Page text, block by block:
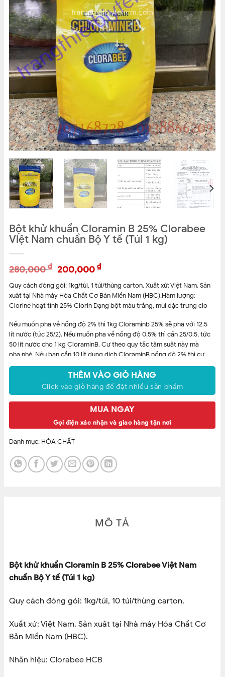
Bột khử khuẩn Cloramin B 25% Clorabee
Việt Nam chuẩn Bộ Y tế (Túi 1 kg)
280,000₫ 200,000₫
Quy cách đóng gói: 1kg/túi, 1 túi/thùng carton. Xuất xứ: Việt Nam. Sản
xuât tại Nhà máy Hóa Chất Cơ Bản Miền Nam (HBC).Hàm lượng:
Clorine hoạt tính 25% Clorin Dạng bột màu trắng, mùi đặc trưng clo
Nếu muốn pha vềnồng độ 2%thì 1kg Cloraminb 25% sẽ pha với 12.5
lít nước(tức 25/2). Nếu muốn pha về nồng độ0.5% thì cần 25/0.5, tức
50 lit nước cho 1 kg CloraminB. Cư theo quy tăc tâm suât này mà
pha nhé. Nêu bạn cần 10 lít dung dịch CloraminB nồng độ 2% thì cư
lây công thưc chuẩn pha 1kg CloraminB trên chia tỷ lệ là ra. Tức
10/12.5*1000=833gam CloraminB 25% pha với 10 lit nươc sẽ cho ra
10 lit dung dịch CloraminB nồng độ 2%. Lưu ý là chỉ sử dụng mức tối
đa 2% thôi nhé.
THÊM VÀO GIỎ HÀNG
Click vào giỏ hàng để đặt nhiều sản phẩm
MUA NGAY
Gọi điện xác nhận và giao hàng tận nơi
Danh mục: HÓA CHẤT
MÔ TẢ
Bột khử khuẩn Cloramin B 25% Clorabee Việt Nam
chuẩn Bộ Y tế (Túi 1 kg)
Quy cách đóng gói: 1kg/túi, 10 túi/thùng carton.
Xuất xứ: Việt Nam. Sản xuât tại Nhà máy Hóa Chất Cơ
Bản Miền Nam (HBC).
Nhãn hiệu: Clorabee HCB